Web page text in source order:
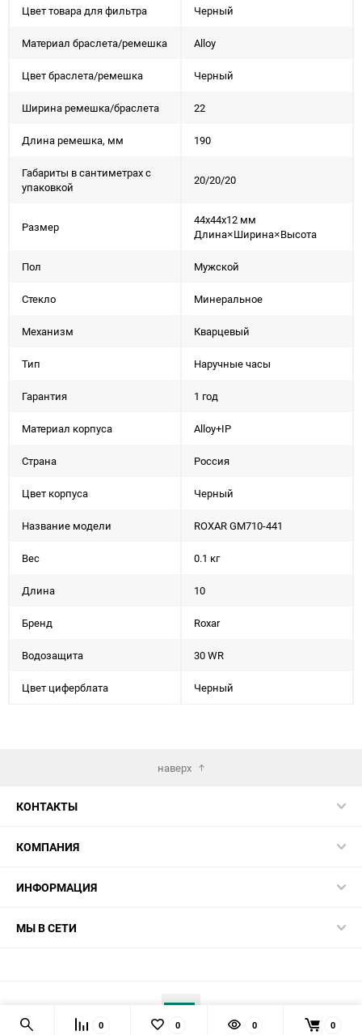
Цвет товара для фильтра Черный
Материал браслета/ремешка Alloy
Цвет браслета/ремешка Черный
Ширина ремешка/браслета 22
Длина ремешка, мм 190
Габариты в сантиметрах с
упаковкой
20/20/20
Размер
44x44x12 мм
Длина×Ширина×Высота
Пол Мужской
Стекло Минеральное
Механизм Кварцевый
Тип Наручные часы
Гарантия 1 год
Материал корпуса Alloy+IP
Страна Россия
Цвет корпуса Черный
Название модели ROXAR GM710-441
Вес 0.1 кг
Длина 10
Бренд Roxar
Водозащита 30 WR
Цвет циферблата Черный
наверх
КОНТАКТЫ
КОМПАНИЯ
ИНФОРМАЦИЯ
МЫ В СЕТИ
0 0 0 0